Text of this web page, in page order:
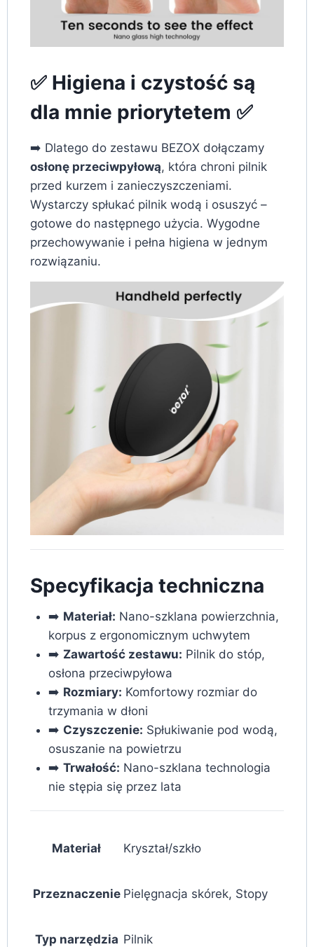
✅ Higiena i czystość są
dla mnie priorytetem ✅
➡️ Dlatego do zestawu BEZOX dołączamy
osłonę przeciwpyłową, która chroni pilnik
przed kurzem i zanieczyszczeniami.
Wystarczy spłukać pilnik wodą i osuszyć –
gotowe do następnego użycia. Wygodne
przechowywanie i pełna higiena w jednym
rozwiązaniu.
Specyfikacja techniczna
➡️ Materiał: Nano-szklana powierzchnia,
korpus z ergonomicznym uchwytem
➡️ Zawartość zestawu: Pilnik do stóp,
osłona przeciwpyłowa
➡️ Rozmiary: Komfortowy rozmiar do
trzymania w dłoni
➡️ Czyszczenie: Spłukiwanie pod wodą,
osuszanie na powietrzu
➡️ Trwałość: Nano-szklana technologia
nie stępia się przez lata
Materiał Kryształ/szkło
Przeznaczenie Pielęgnacja skórek, Stopy
Typ narzędzia Pilnik